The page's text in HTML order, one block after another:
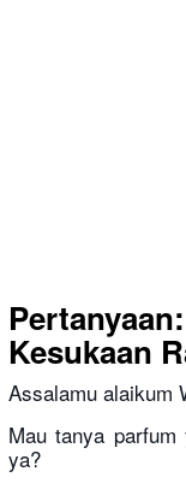
Kesukaan
Assalamu alaikum
Mau tanya
ya?